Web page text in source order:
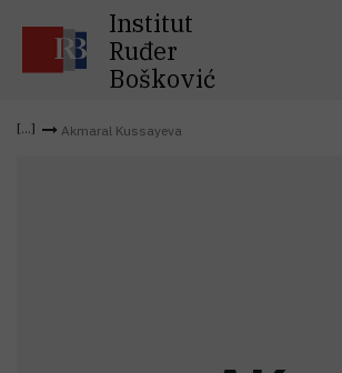
Institut
Ruđer
Bošković
Akmaral Kussayeva